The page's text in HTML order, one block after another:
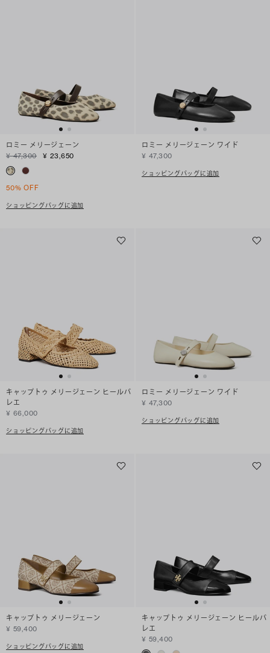
ロミー メリージェーン
¥ 47,300
¥ 23,650
50% OFF
ショッピングバッグに追加
ロミー メリージェーン ワイド
¥ 47,300
ショッピングバッグに追加
キャップトゥ メリージェーン ヒールバ
レエ
¥ 66,000
ショッピングバッグに追加
ロミー メリージェーン ワイド
¥ 47,300
ショッピングバッグに追加
キャップトゥ メリージェーン
¥ 59,400
ショッピングバッグに追加
キャップトゥ メリージェーン ヒールバ
レエ
¥ 59,400